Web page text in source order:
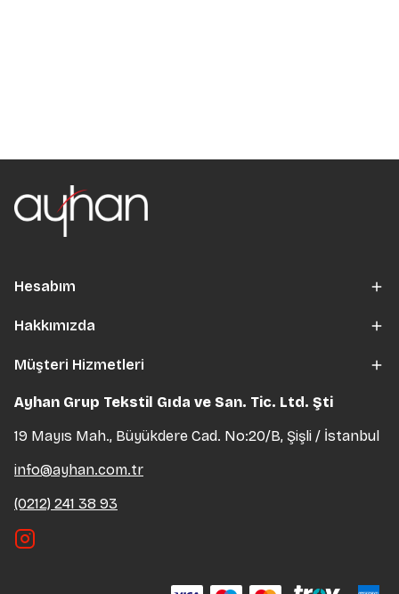
Hesabım
Hakkımızda
Müşteri Hizmetleri
Ayhan Grup Tekstil Gıda ve San. Tic. Ltd. Şti
19 Mayıs Mah., Büyükdere Cad. No:20/B, Şişli / İstanbul
info@ayhan.com.tr
(0212) 241 38 93